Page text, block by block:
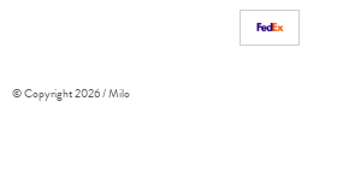
© Copyright 2026 / Milo